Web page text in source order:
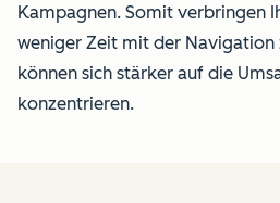
Kampagnen. Somit verbringen
weniger Zeit mit der Navigation
können sich stärker auf die
konzentrieren.